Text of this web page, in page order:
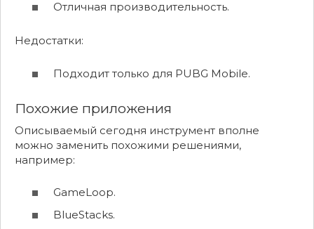
Отличная производительность.
Недостатки:
Подходит только для PUBG Mobile.
Похожие приложения
Описываемый сегодня инструмент вполне
можно заменить похожими решениями,
например:
GameLoop.
BlueStacks.